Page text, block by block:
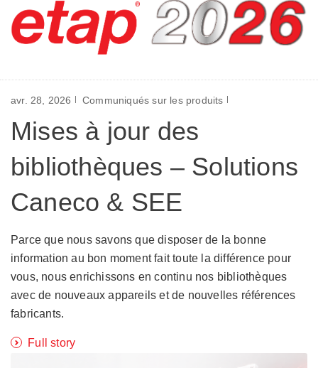
avr. 28, 2026 Communiqués sur les produits
Mises à jour des
bibliothèques – Solutions
Caneco & SEE
Parce que nous savons que disposer de la bonne
information au bon moment fait toute la différence pour
vous, nous enrichissons en continu nos bibliothèques
avec de nouveaux appareils et de nouvelles références
fabricants.
Full story